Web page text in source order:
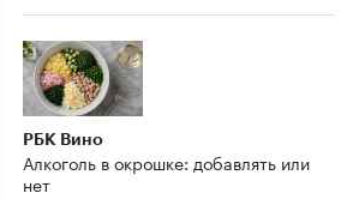
РБК Вино
Алкоголь в окрошке: добавлять или
нет